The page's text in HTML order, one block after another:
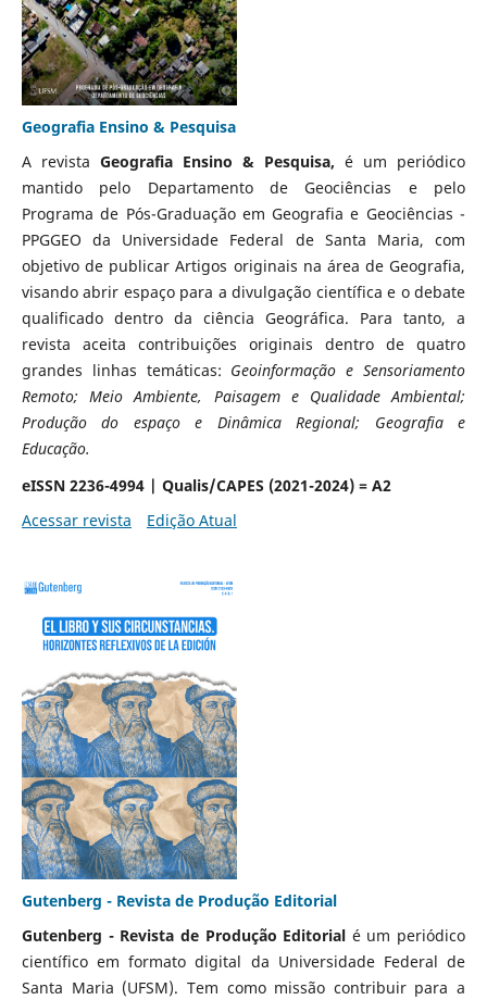
Geografia Ensino & Pesquisa
A revista Geografia Ensino & Pesquisa,é um periódico
mantido pelo Departamento de Geociências e pelo
Programa de Pós-Graduação em Geografia e Geociências -
PPGGEO da Universidade Federal de Santa Maria, com
objetivo de publicar Artigos originais na área de Geografia,
visando abrir espaço para a divulgação científica e o debate
qualificado dentro da ciência Geográfica. Para tanto, a
revista aceita contribuições originais dentro de quatro
grandes linhas temáticas: Geoinformação e Sensoriamento
Remoto; Meio Ambiente, Paisagem e Qualidade Ambiental;
Produção do espaço e Dinâmica Regional; Geografia e
Educação.
eISSN 2236-4994 | Qualis/CAPES (2021-2024) = A2
Acessar revista
Edição Atual
Gutenberg - Revista de Produção Editorial
Gutenberg - Revista de Produção Editorial é um periódico
científico em formato digital da Universidade Federal de
Santa Maria (UFSM). Tem como missão contribuir para a